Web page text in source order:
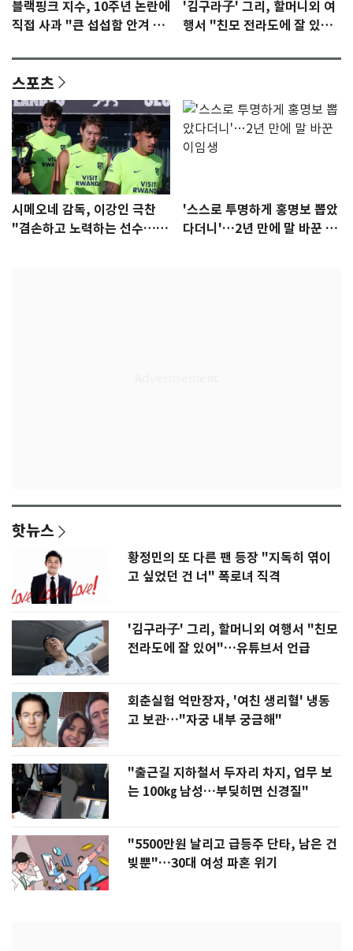
블랙핑크 지수, 10주년 논란에
직접 사과 "큰 섭섭함 안겨 미
'김구라子' 그리, 할머니외 여
행서 "친모 전라도에 잘 있
스포츠
시메오네 감독, 이강인 극찬
"겸손하고 노력하는 선수…좋
'스스로 투명하게 홍명보 뽑았
다더니'…2년 만에 말 바꾼 이
핫뉴스
황정민의 또 다른 팬 등장 "지독히 엮이
고 싶었던 건 너" 폭로녀 직격
'김구라子' 그리, 할머니외 여행서 "친모
전라도에 잘 있어"…유튜브서 언급
회춘실험 억만장자, '여친 생리혈' 냉동
고 보관…"자궁 내부 궁금해"
"출근길 지하철서 두자리 차지, 업무 보
는 100㎏ 남성…부딪히면 신경질"
"5500만원 날리고 급등주 단타, 남은 건
빚뿐"…30대 여성 파혼 위기